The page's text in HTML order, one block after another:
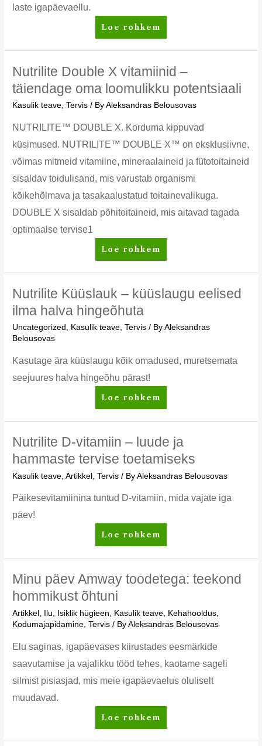
laste igapäevaellu.
Toetage
laste
immuunsüsteemi
Nutrilite
Immunity
Support
Loe rohkem
Nutrilite Double X vitamiinid –
täiendage oma loomulikku potentsiaali
Kasulik teave,Tervis / ByAleksandras Belousovas
NUTRILITE™ DOUBLE X. Korduma kippuvad
küsimused. NUTRILITE™ DOUBLE X™ on eksklusiivne,
võimas mitmeid vitamiine, mineraalaineid ja fütotoitaineid
sisaldav toidulisand, mis varustab organismi
kõikehõlmava ja tasakaalustatud toitainevalikuga.
DOUBLE X sisaldab põhitoitaineid, mis aitavad tagada
optimaalse tervise1
Nutrilite
Double
X
vitamiinid
täiendage
oma
potentsiaali
Loe rohkem
Nutrilite Küüslauk – küüslaugu eelised
ilma halva hingeõhuta
Uncategorized , Kasulik teave,Tervis / ByAleksandras
Belousovas
Kasutage ära küüslaugu kõik omadused, muretsemata
seejuures halva hingeõhu pärast!
Nutrilite
Küüslauk
–
küüslaugu
ilma
halva
Loe rohkem
Nutrilite D-vitamiin – luude ja
hammaste tervise toetamiseks
Kasulik teave ,Artikkel ,Tervis / ByAleksandras Belousovas
Päikesevitamiinina tuntud D-vitamiin, mida vajate iga
päev!
Nutrilite
D-
vitamiin
–
luude
ja
hammaste
tervise
toetamiseks
Loe rohkem
Minu päev Amway toodetega: teekond
hommikust õhtuni
Artikkel , Ilu, Isiklik hügieen, Kasulik teave, Kehahooldus,
Kodumajapidamine,Tervis / ByAleksandras Belousovas
Elu saginas, igapäevases kiirustades eesmärkide
saavutamise ja vajalikku tööd tehes, kaotame sageli
silmist pisiasjad, mis meie igapäevaelus oluliselt
muudavad.
Minu
päev
Amway
Loe rohkem